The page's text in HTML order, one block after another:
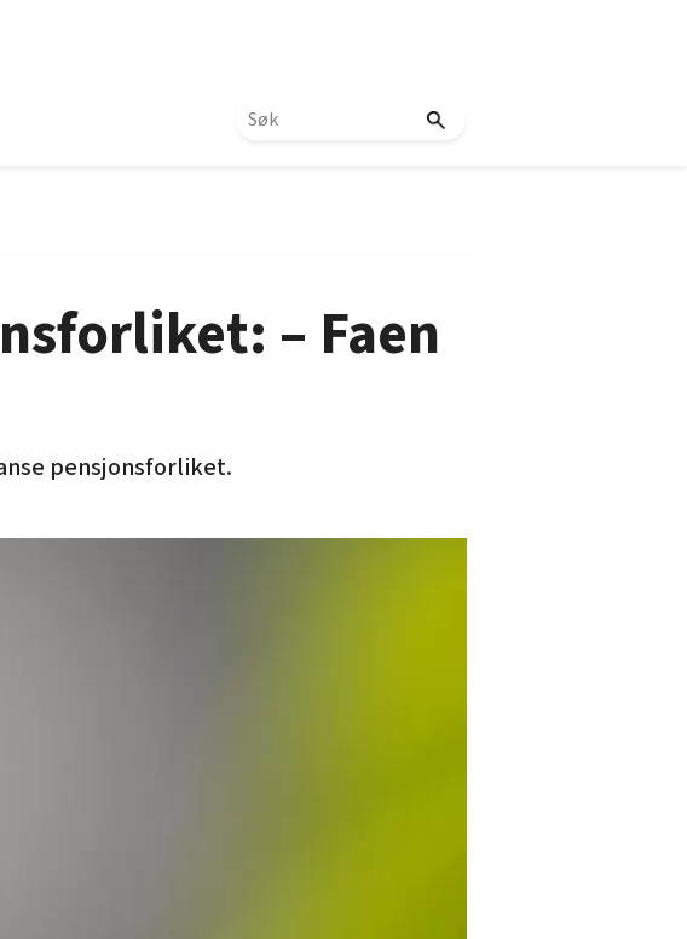
– Faen
pensjonsforliket.